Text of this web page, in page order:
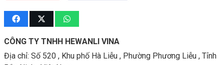
CÔNG TY TNHH HEWANLI VINA
Địa chỉ: Số 520 , Khu phố Hà Liễu , Phường Phương Liễu , Tỉnh